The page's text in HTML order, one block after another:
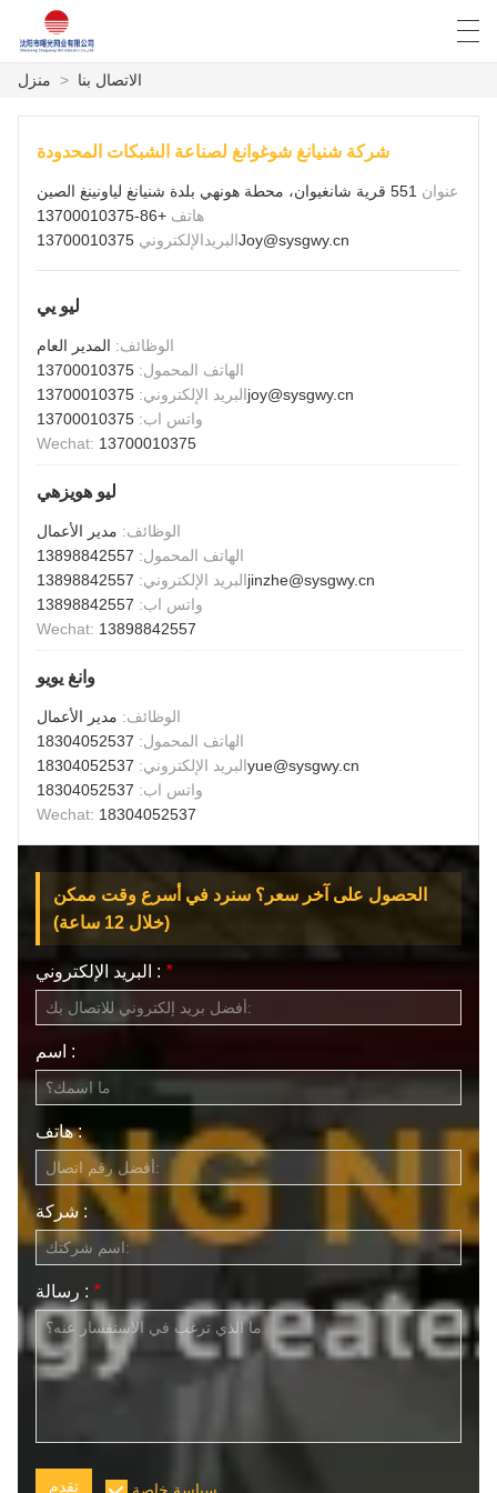
منزل
أخبار
حالة
مصنع العرض
الاتصال بنا
العربيةمنزل > الاتصال بنا
شركة شنيانغ شوغوانغ لصناعة الشبكات المحدودة
عنوان 551 قرية شانغيوان، محطة هونهي بلدة شنيانغ لياونينغ الصين
هاتف +86-13700010375
البريدالإلكتروني13700010375Joy@sysgwy.cn
ليو يي
الوظائف: المدير العام
الهاتف المحمول: 13700010375
البريد الإلكتروني:13700010375joy@sysgwy.cn
واتس اب: 13700010375
Wechat: 13700010375
ليو هويزهي
الوظائف: مدير الأعمال
الهاتف المحمول: 13898842557
البريد الإلكتروني:13898842557jinzhe@sysgwy.cn
واتس اب: 13898842557
Wechat: 13898842557
وانغ يويو
الوظائف: مدير الأعمال
الهاتف المحمول: 18304052537
البريد الإلكتروني:18304052537yue@sysgwy.cn
واتس اب: 18304052537
Wechat: 18304052537
الحصول على آخر سعر؟ سنرد في أسرع وقت ممكن
(خلال 12 ساعة)
البريد الإلكتروني : *
اسم :
هاتف :
شركة :
رسالة : *
تقدم